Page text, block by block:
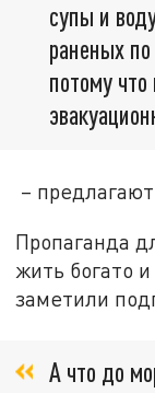
супы и
раненых по
потому что
–
Пропаганда
жить богато
заметили
А что до